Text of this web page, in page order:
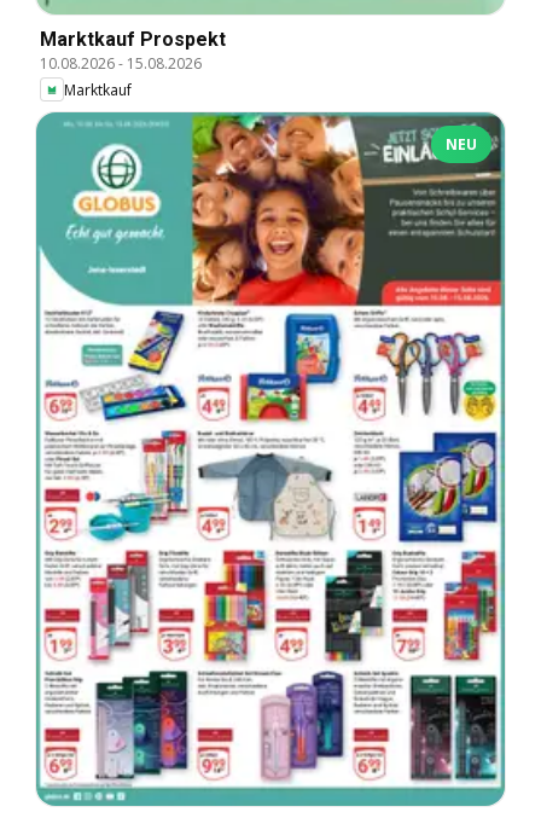
Marktkauf Prospekt
10.08.2026- 15.08.2026
Marktkauf
NEU